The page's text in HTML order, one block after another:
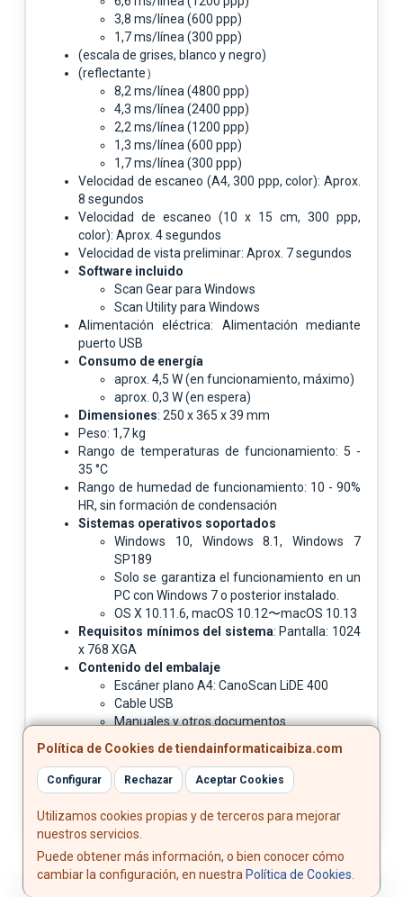
3,8 ms/línea (600 ppp)
1,7 ms/línea (300 ppp)
(escala de grises, blanco y negro)
(reflectante）
8,2 ms/línea (4800 ppp)
4,3 ms/línea (2400 ppp)
2,2 ms/línea (1200 ppp)
1,3 ms/línea (600 ppp)
1,7 ms/línea (300 ppp)
Velocidad de escaneo (A4, 300 ppp, color): Aprox.
8 segundos
Velocidad de escaneo (10 x 15 cm, 300 ppp,
color): Aprox. 4 segundos
Velocidad de vista preliminar: Aprox. 7 segundos
Software incluido
Scan Gear para Windows
Scan Utility para Windows
Alimentación eléctrica: Alimentación mediante
puerto USB
Consumo de energía
aprox. 4,5 W (en funcionamiento, máximo)
aprox. 0,3 W (en espera)
Dimensiones: 250 x 365 x 39 mm
Peso: 1,7 kg
Rango de temperaturas de funcionamiento: 5 -
35 °C
Rango de humedad de funcionamiento: 10 - 90%
HR, sin formación de condensación
Sistemas operativos soportados
Windows 10, Windows 8.1, Windows 7
SP189
Solo se garantiza el funcionamiento en un
PC con Windows 7 o posterior instalado.
OS X 10.11.6, macOS 10.12〜macOS 10.13
Requisitos mínimos del sistema: Pantalla: 1024
x 768 XGA
Contenido del embalaje
Escáner plano A4: CanoScan LiDE 400
Cable USB
Manuales y otros documentos
Política de Cookies de tiendainformaticaibiza.com
Configurar Rechazar Aceptar Cookies
Utilizamos cookies propias y de terceros para mejorar
nuestros servicios.
Puede obtener más información, o bien conocer cómo
cambiar la configuración, en nuestra Política de Cookies